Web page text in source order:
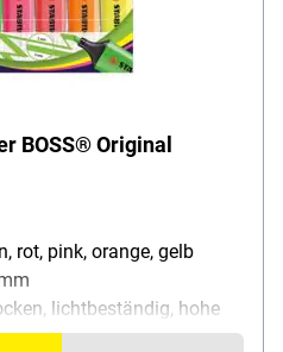
BOSS® Original
rot, pink, orange, gelb
lichtbeständig, hohe